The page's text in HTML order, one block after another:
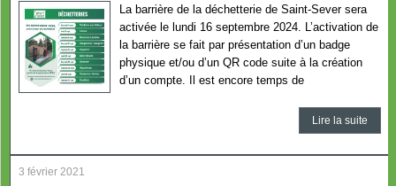
La barrière de la déchetterie de Saint-Sever sera
activée le lundi 16 septembre 2024. L’activation de
la barrière se fait par présentation d’un badge
physique et/ou d’un QR code suite à la création
d’un compte. Il est encore temps de
Lire la suite
3 février 2021